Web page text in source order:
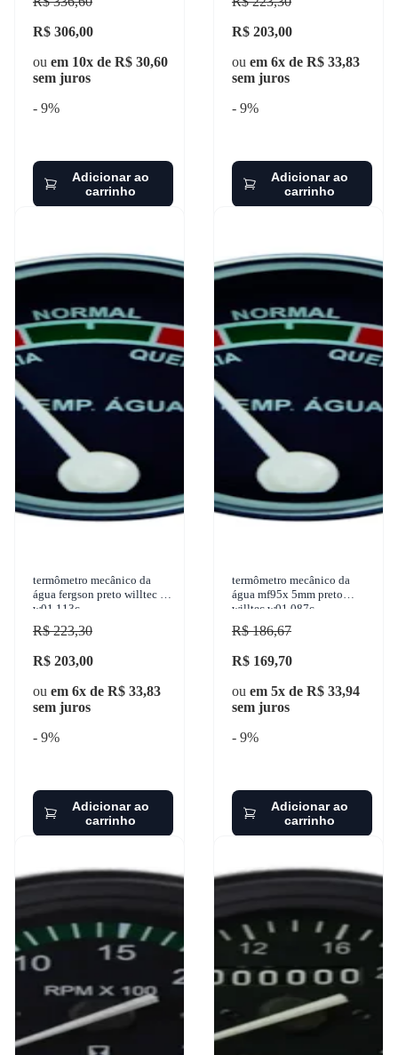
R$ 306,00
ou em 10x de R$ 30,60
sem juros
- 9%
Adicionar ao
carrinho
R$ 203,00
ou em 6x de R$ 33,83
sem juros
- 9%
Adicionar ao
carrinho
termômetro mecânico da
água fergson preto willtec -
w01.113c
R$ 223,30
R$ 203,00
ou em 6x de R$ 33,83
sem juros
- 9%
Adicionar ao
carrinho
termômetro mecânico da
água mf95x 5mm preto
willtec w01.087c
R$ 186,67
R$ 169,70
ou em 5x de R$ 33,94
sem juros
- 9%
Adicionar ao
carrinho